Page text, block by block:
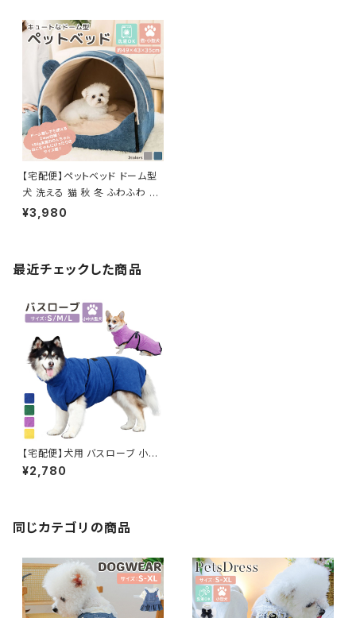
【宅配便】ペットベッド ドーム型
犬 洗える 猫 秋 冬 ふわふわ ／
pets006
¥3,980
最近チェックした商品
【宅配便】犬用 バスローブ 小型
犬 中型犬 大型犬 お風呂 水遊
び 水分吸収 マジックテープ／p
¥2,780
同じカテゴリの商品